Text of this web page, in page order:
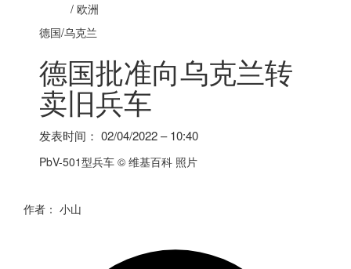
/ 欧洲
德国/乌克兰
德国批准向乌克兰转
卖旧兵车
发表时间： 02/04/2022 – 10:40
PbV-501型兵车 © 维基百科 照片
作者： 小山